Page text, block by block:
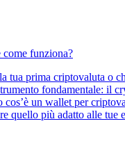
funziona?
tua prima criptovaluta o
fondamentale: il
cos’è un wallet per
quello più adatto alle tue